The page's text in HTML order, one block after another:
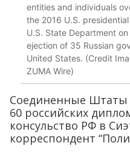
entities and individuals
the 2016 U.S.
U.S. State Department
ejection of 35 Russian
United States. (Credit
ZUMA Wire)
Соединенные
60 российских
консульство РФ в
корреспондент